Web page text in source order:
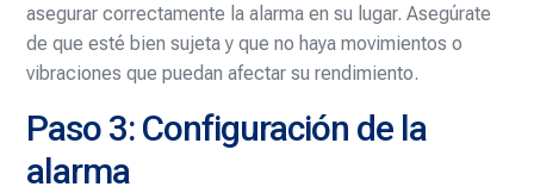
asegurar correctamente la alarma en su lugar. Asegúrate
de que esté bien sujeta y que no haya movimientos o
vibraciones que puedan afectar su rendimiento.
Paso 3: Configuración de la
alarma